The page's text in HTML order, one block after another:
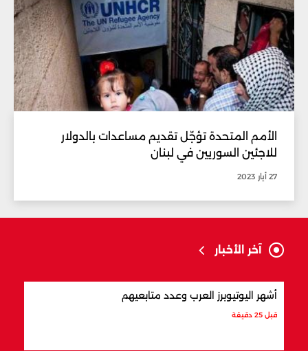
الأمم المتحدة تؤجّل تقديم مساعدات بالدولار
للاجئين السوريين في لبنان
27 أيار 2023
آخر الأخبار
أشهر اليوتيوبرز العرب وعدد متابعيهم
قبل 25 دقيقة